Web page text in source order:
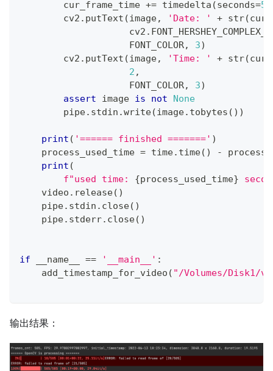
        cur_frame_time
+= timedelta (seconds=5
        cv2
. putText (image, 'Date: ' + str(
                    cv2
.
                    FONT_COLOR
, 3)
        cv2
. putText (image, 'Time: ' + str(
2 ,
                    FONT_COLOR
, 3)
assert image is not
None
        pipe
. stdin .write(image. tobytes ( ) )
print ( '====== finished =======' )
    process_used_time
= time. time( ) -
print (
f"used time: {process_used_time}
    video
. release( )
    pipe
. stdin . close( )
    pipe
. stderr. close( )
if __name__ == '__main__' :
    add_timestamp_for_video
( "/Volumes/Disk1/
输出结果：